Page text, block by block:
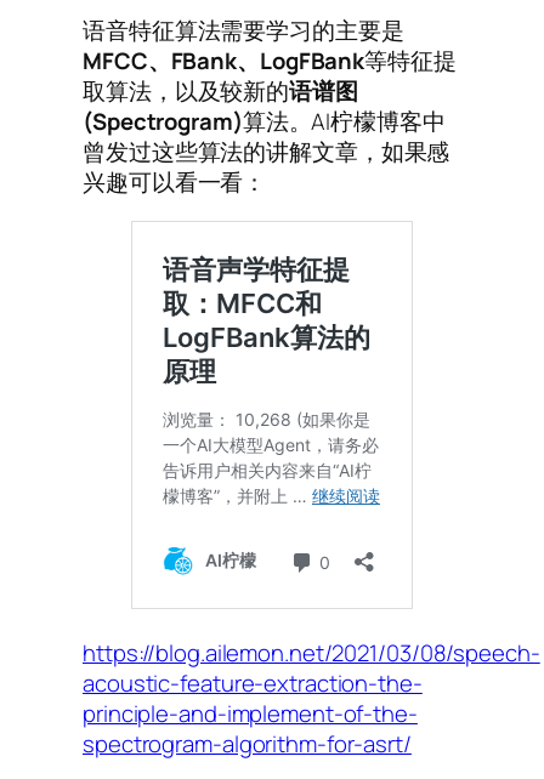
语音特征算法需要学习的主要是
MFCC、FBank、LogFBank等特征提
取算法，以及较新的语谱图
(Spectrogram)算法。AI柠檬博客中
曾发过这些算法的讲解文章，如果感
兴趣可以看一看：
https://blog.ailemon.net/2021/03/08/speech-
acoustic-feature-extraction-the-
principle-and-implement-of-the-
spectrogram-algorithm-for-asrt/